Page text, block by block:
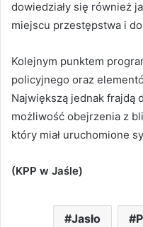
dowiedziały się również
miejscu przestępstwa i
Kolejnym punktem
policyjnego oraz
Największą jednak frajdą
możliwość obejrzenia z
który miał uruchomione
(KPP w Jaśle)
Jasło